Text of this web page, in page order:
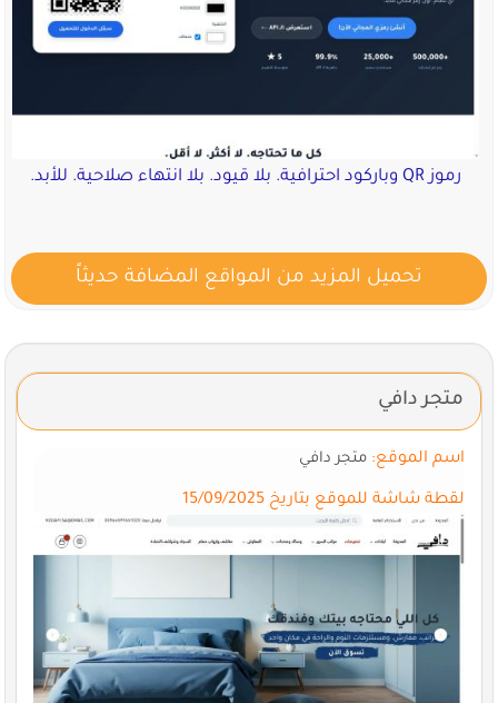
رموز QR وباركود احترافية. بلا قيود. بلا انتهاء صلاحية. للأبد.
تحميل المزيد من المواقع المضافة حديثاً
متجر دافي
اسم الموقع:متجر دافي
لقطة شاشة للموقع بتاريخ 15/09/2025